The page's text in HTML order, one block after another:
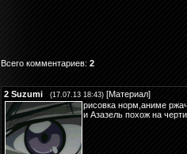
Всего комментариев: 2
2 Suzumi (17.07.13 18:43) [Материал]
рисовка норм,аниме
и Азазель похож на